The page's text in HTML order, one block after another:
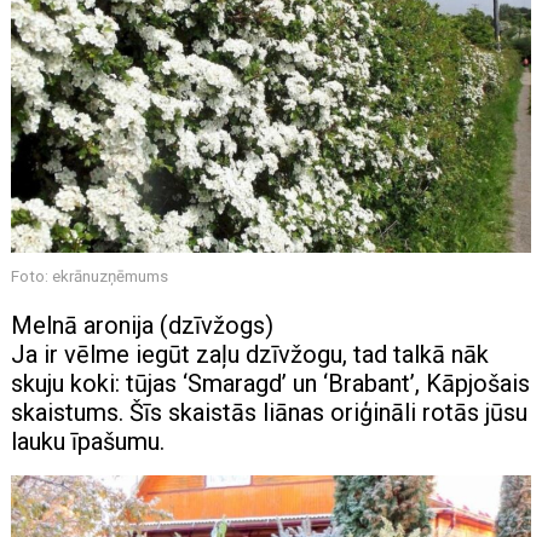
Foto: ekrānuzņēmums
Melnā aronija (dzīvžogs)
Ja ir vēlme iegūt zaļu dzīvžogu, tad talkā nāk
skuju koki: tūjas ‘Smaragd’ un ‘Brabant’, Kāpjošais
skaistums. Šīs skaistās liānas oriģināli rotās jūsu
lauku īpašumu.